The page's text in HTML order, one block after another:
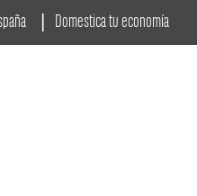
Domestica tu economía